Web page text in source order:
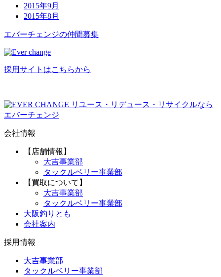
2015年9月
2015年8月
エバーチ ェ ンジの仲間募集
採用サイトはこちらから
リユース・リデュース・リサイクルなら
エバーチェンジ
会社情報
【店舗情報】
大吉事業部
タックルベリー事業部
【買取について】
大吉事業部
タックルベリー事業部
大阪釣りとも
会社案内
採用情報
大吉事業部
タックルベリー事業部